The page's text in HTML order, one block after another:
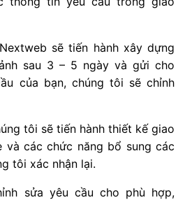
sẽ tiến hành xây dựng
sau 3 – 5 ngày và gửi cho
của bạn, chúng tôi sẽ chỉnh
tôi sẽ tiến hành thiết kế giao
và các chức năng bổ sung các
tôi xác nhận lại.
sửa yêu cầu cho phù hợp,